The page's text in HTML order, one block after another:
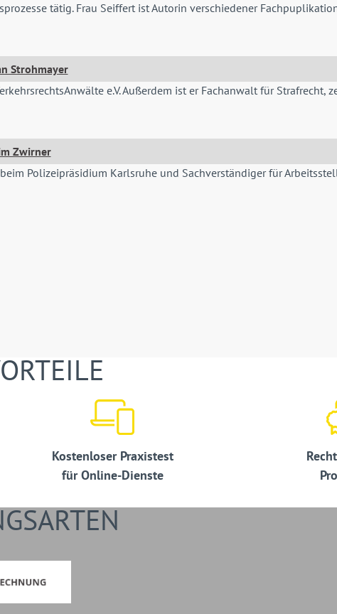
tätig. Frau Seiffert ist Autorin verschiedener
Strohmayer
e.V. Außerdem ist er Fachanwalt für Strafrecht,
Zwirner
Polizeipräsidium Karlsruhe und Sachverständiger für
Kostenloser Praxistest
für Online-Dienste